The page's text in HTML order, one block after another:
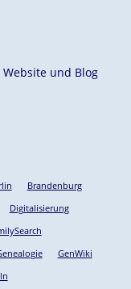
und Blog
Brandenburg
Digitalisierung
GenWiki